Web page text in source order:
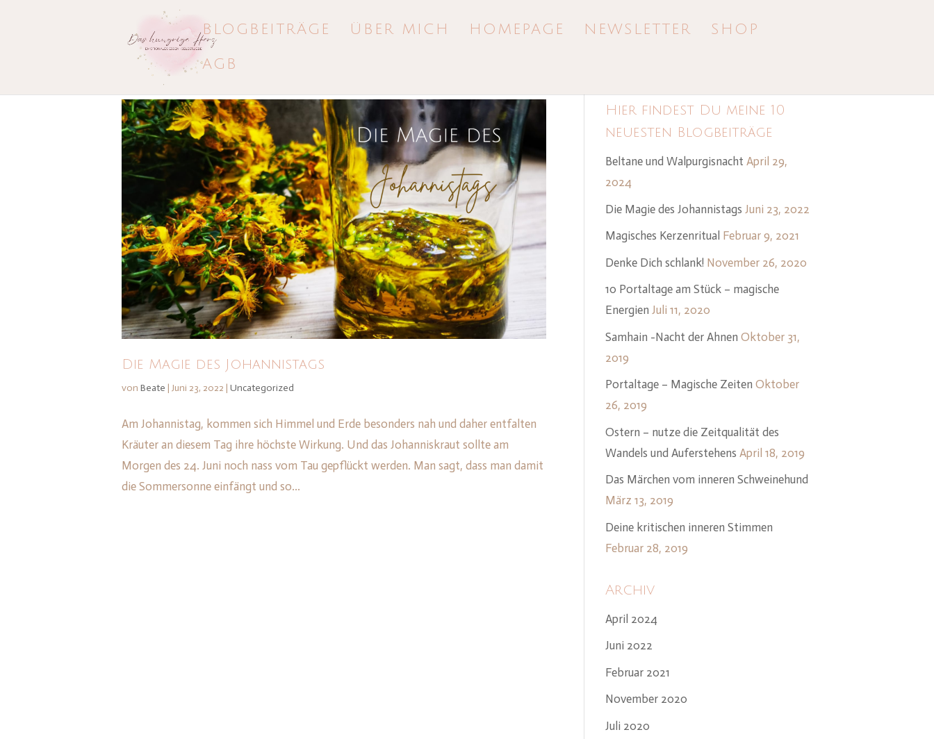
BLOGBEITRÄGE ÜBER MICH HOMEPAGE NEWSLETTER SHOP
AGB
Die Magie des Johannistags
von Beate | Juni 23, 2022 | Uncategorized
Am Johannistag, kommen sich Himmel und Erde besonders nah und daher entfalten
Kräuter an diesem Tag ihre höchste Wirkung. Und das Johanniskraut sollte am
Morgen des 24. Juni noch nass vom Tau gepflückt werden. Man sagt, dass man damit
die Sommersonne einfängt und so...
Hier findest Du meine 10
neuesten Blogbeiträge
Beltane und Walpurgisnacht April 29,
2024
Die Magie des Johannistags Juni 23, 2022
Magisches Kerzenritual Februar 9, 2021
Denke Dich schlank! November 26, 2020
10 Portaltage am Stück – magische
Energien Juli 11, 2020
Samhain -Nacht der Ahnen Oktober 31,
2019
Portaltage – Magische Zeiten Oktober
26, 2019
Ostern – nutze die Zeitqualität des
Wandels und Auferstehens April 18, 2019
Das Märchen vom inneren Schweinehund
März 13, 2019
Deine kritischen inneren Stimmen
Februar 28, 2019
Archiv
April 2024
Juni 2022
Februar 2021
November 2020
Juli 2020